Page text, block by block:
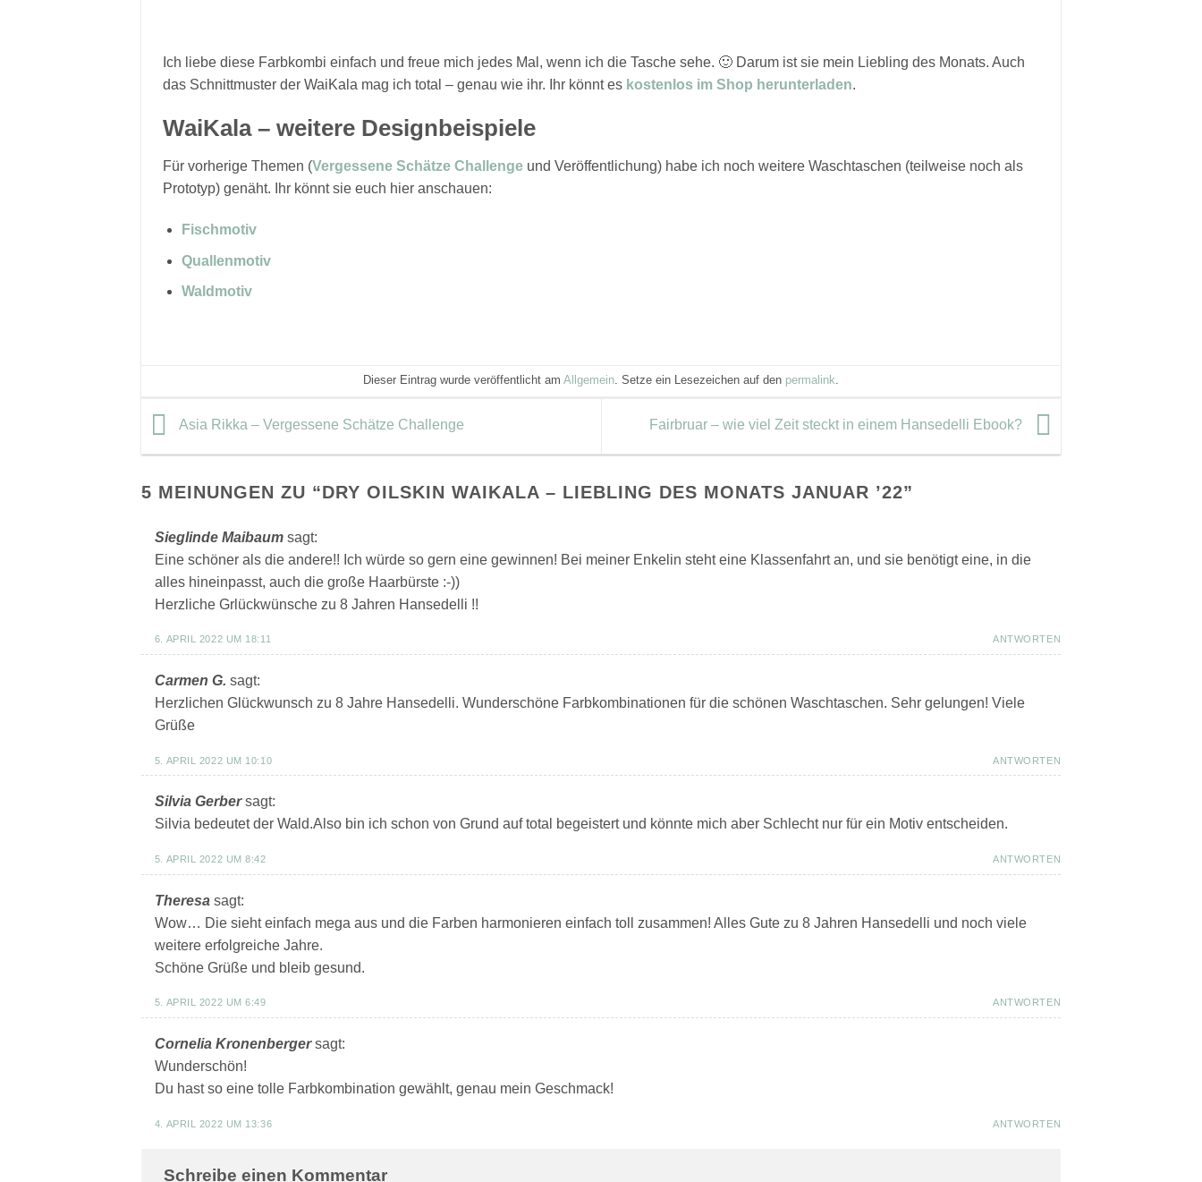
Ich liebe diese Farbkombi einfach und freue mich jedes Mal, wenn ich die Tasche sehe. 🙂 Darum ist sie mein Liebling des Monats. Auch
das Schnittmuster der WaiKala mag ich total – genau wie ihr. Ihr könnt es kostenlos im Shop herunterladen.
WaiKala – weitere Designbeispiele
Für vorherige Themen (Vergessene Schätze Challengeund Veröffentlichung) habe ich noch weitere Waschtaschen (teilweise noch als
Prototyp) genäht. Ihr könnt sie euch hier anschauen:
Fischmotiv
Quallenmotiv
Waldmotiv
Dieser Eintrag wurde veröffentlicht am Allgemein. Setze ein Lesezeichen auf den permalink.
Asia Rikka – Vergessene Schätze Challenge Fairbruar – wie viel Zeit steckt in einem Hansedelli Ebook?
5 MEINUNGEN ZU “DRY OILSKIN WAIKALA – LIEBLING DES MONATS JANUAR ’22”
Sieglinde Maibaum sagt:
Eine schöner als die andere!! Ich würde so gern eine gewinnen! Bei meiner Enkelin steht eine Klassenfahrt an, und sie benötigt eine, in die
alles hineinpasst, auch die große Haarbürste :-))
Herzliche Grlückwünsche zu 8 Jahren Hansedelli !!
6. APRIL 2022 UM 18:11 ANTWORTEN
Carmen G. sagt:
Herzlichen Glückwunsch zu 8 Jahre Hansedelli. Wunderschöne Farbkombinationen für die schönen Waschtaschen. Sehr gelungen! Viele
Grüße
5. APRIL 2022 UM 10:10 ANTWORTEN
Silvia Gerber sagt:
Silvia bedeutet der Wald.Also bin ich schon von Grund auf total begeistert und könnte mich aber Schlecht nur für ein Motiv entscheiden.
5. APRIL 2022 UM 8:42 ANTWORTEN
Theresa sagt:
Wow… Die sieht einfach mega aus und die Farben harmonieren einfach toll zusammen! Alles Gute zu 8 Jahren Hansedelli und noch viele
weitere erfolgreiche Jahre.
Schöne Grüße und bleib gesund.
5. APRIL 2022 UM 6:49 ANTWORTEN
Cornelia Kronenberger sagt:
Wunderschön!
Du hast so eine tolle Farbkombination gewählt, genau mein Geschmack!
4. APRIL 2022 UM 13:36 ANTWORTEN
Schreibe einen Kommentar